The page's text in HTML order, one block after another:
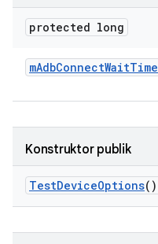
protected long
mAdbConnectWaitTime
Konstruktor publik
TestDeviceOptions()